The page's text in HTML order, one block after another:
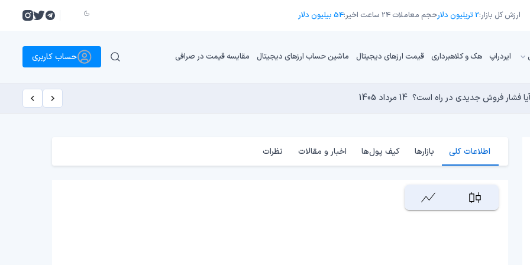
ارزش کل بازار:2 تریلیون دلار حجم معاملات 24 ساعت اخیر: 54 بیلیون دلار
ایردراپ هک و کلاهبرداری قیمت ارزهای دیجیتال ماشین حساب ارزهای دیجیتال مقایسه قیمت در صرافی حساب کاربری
15 مرداد 1405
به پایان رسیده است؟ 14 مرداد 1405 14 مرداد 1405 13 مرداد 1405 کریپتو تبدیل شدند؟ 13 مرداد 1405
اطلاعات کلی بازارها کیف پول‌ها اخبار و مقالات نظرات